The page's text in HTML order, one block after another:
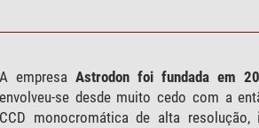
A empresaAstrodon foi fundada em
envolveu-se desde muito cedo com a
CCD monocromática de alta